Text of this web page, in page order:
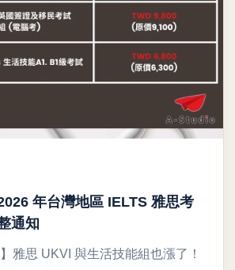
年台灣地區 IELTS 雅思考
通知
雅思 UKVI 與生活技能組也漲了！